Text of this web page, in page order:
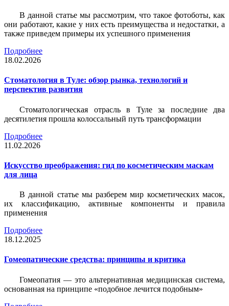
В данной статье мы рассмотрим, что такое фотоботы, как
они работают, какие у них есть преимущества и недостатки, а
также приведем примеры их успешного применения
Подробнее
18.02.2026
Стоматология в Туле: обзор рынка, технологий и
перспектив развития
Стоматологическая отрасль в Туле за последние два
десятилетия прошла колоссальный путь трансформации
Подробнее
11.02.2026
Искусство преображения: гид по косметическим маскам
для лица
В данной статье мы разберем мир косметических масок,
их классификацию, активные компоненты и правила
применения
Подробнее
18.12.2025
Гомеопатические средства: принципы и критика
Гомеопатия — это альтернативная медицинская система,
основанная на принципе «подобное лечится подобным»